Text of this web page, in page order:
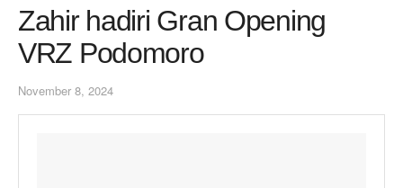
Zahir hadiri Gran Opening
VRZ Podomoro
November 8, 2024